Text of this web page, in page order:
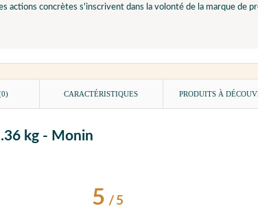
actions concrètes s'inscrivent dans la volonté de la marque de
CARACTÉRISTIQUES PRODUITS À
kg - Monin
5/ 5